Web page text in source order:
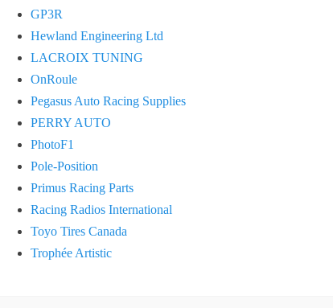
GP3R
Hewland Engineering Ltd
LACROIX TUNING
OnRoule
Pegasus Auto Racing Supplies
PERRY AUTO
PhotoF1
Pole-Position
Primus Racing Parts
Racing Radios International
Toyo Tires Canada
Trophée Artistic